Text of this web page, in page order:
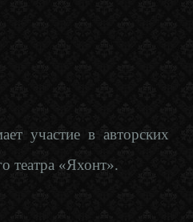
участие в авторских
театра «Яхонт».